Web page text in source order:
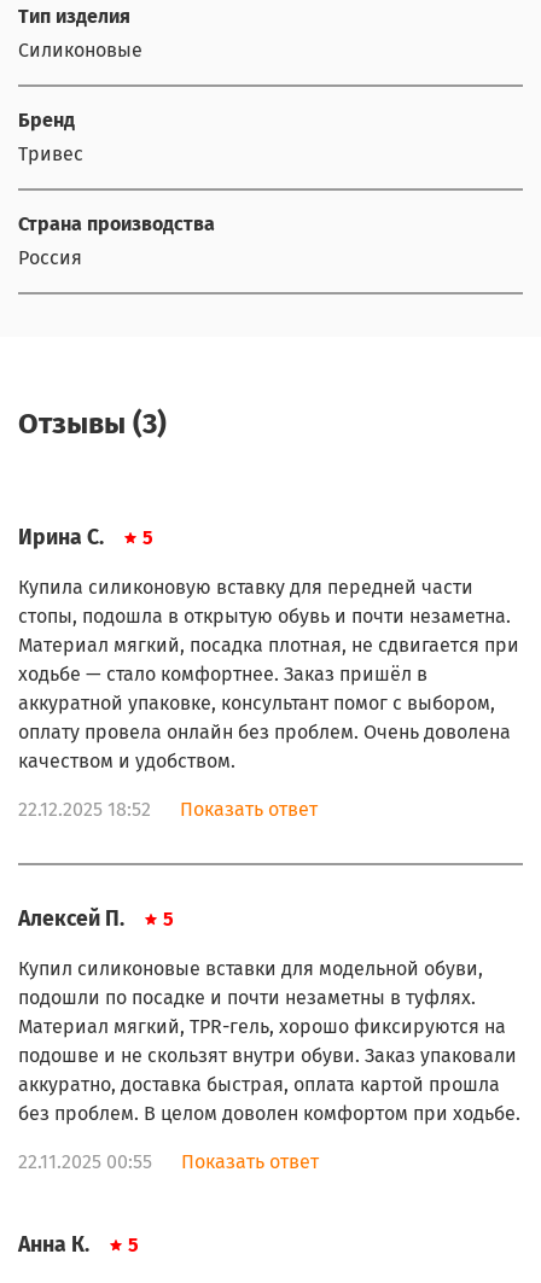
Тип изделия
Силиконовые
Бренд
Тривес
Страна производства
Россия
Отзывы (3)
Ирина С. 5
Купила силиконовую вставку для передней части
стопы, подошла в открытую обувь и почти незаметна.
Материал мягкий, посадка плотная, не сдвигается при
ходьбе — стало комфортнее. Заказ пришёл в
аккуратной упаковке, консультант помог с выбором,
оплату провела онлайн без проблем. Очень доволена
качеством и удобством.
22.12.2025 18:52 Показать ответ
Алексей П. 5
Купил силиконовые вставки для модельной обуви,
подошли по посадке и почти незаметны в туфлях.
Материал мягкий, TPR-гель, хорошо фиксируются на
подошве и не скользят внутри обуви. Заказ упаковали
аккуратно, доставка быстрая, оплата картой прошла
без проблем. В целом доволен комфортом при ходьбе.
22.11.2025 00:55 Показать ответ
Анна К. 5